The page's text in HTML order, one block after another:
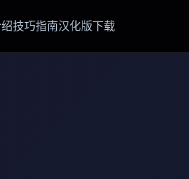
技巧指南汉化版下载